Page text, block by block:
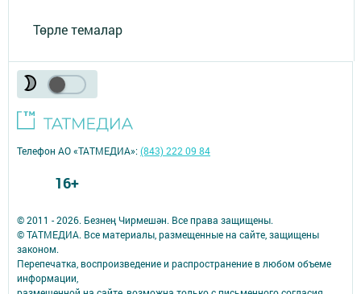
Төрле темалар
© 2011 - 2026. Безнең Чирмешән. Все права защищены.
© ТАТМЕДИА. Все материалы, размещенные на сайте, защищены
законом.
Перепечатка, воспроизведение и распространение в любом объеме
информации,
Телефон АО «ТАТМЕДИА»:(843) 222 09 84
16+